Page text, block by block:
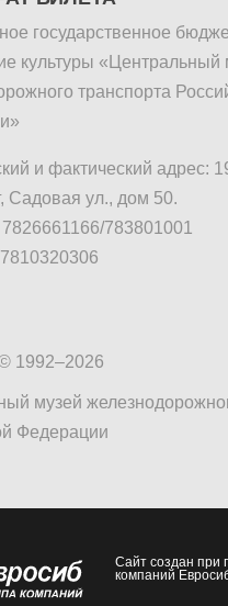
государственное
культуры «Центральный
транспорта
и фактический адрес:
Садовая ул., дом 50.
783801001
1992–2026
музей
Федерации
Сайт создан при
компаний